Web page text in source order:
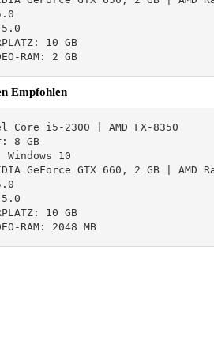
5.0
10 GB
RAM: 2 GB
Empfohlen
i5-2300 | AMD FX-8350
8 GB
10
GeForce GTX 660, 2 GB | AMD
5.0
10 GB
RAM: 2048 MB